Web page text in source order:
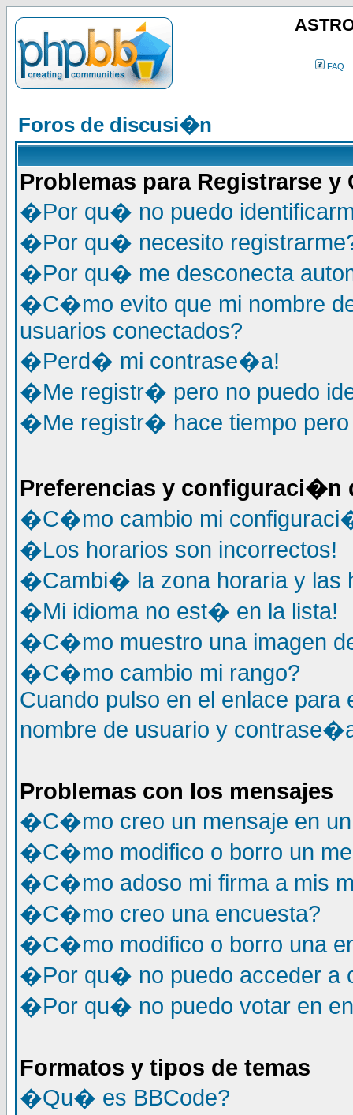
FAQ
Foros de discusi�n
Problemas para Registrarse y
�Por qu� no puedo
�Por qu� necesito
�Por qu� me desconecta
�C�mo evito que mi nombre
usuarios conectados?
�Perd� mi contrase�a!
�Me registr� pero no puedo
�Me registr� hace tiempo pero
Preferencias y configuraci�n
�C�mo cambio mi
�Los horarios son incorrectos!
�Cambi� la zona horaria y las
�Mi idioma no est� en la lista!
�C�mo muestro una imagen
�C�mo cambio mi rango?
Cuando pulso en el enlace
nombre de usuario y
Problemas con los mensajes
�C�mo creo un mensaje en un
�C�mo modifico o borro un
�C�mo adoso mi firma a mis
�C�mo creo una encuesta?
�C�mo modifico o borro una
�Por qu� no puedo acceder a
�Por qu� no puedo votar en
Formatos y tipos de temas
�Qu� es BBCode?